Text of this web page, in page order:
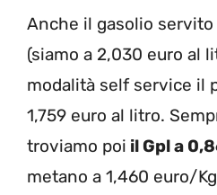
Anche il gasolio servito
(siamo a 2,030 euro al
modalità self service il
1,759 euro al litro.
troviamo poi il Gpl a
metano a 1,460 euro/